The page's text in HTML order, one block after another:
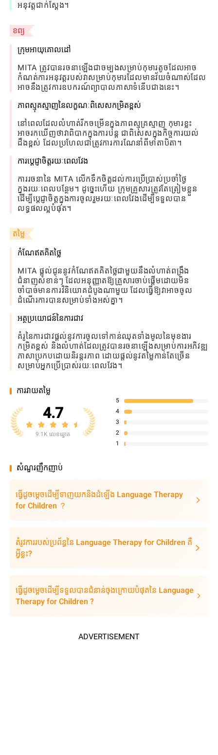
អនុវត្តជាក់ស្តែង។
ខព្យ
ក្រុមអាយុគោលដៅ
MITA ត្រូវ​បាន​រចនា​ឡើង​ជា​ចម្បង​សម្រាប់​កុមារ​តូច​ដែល​អាច​
កំណត់​ការ​អនុវត្ត​របស់​វា​សម្រាប់​កុមារ​ដែល​មាន​វ័យ​ចំណាស់​ដែល​
អាច​នឹង​ត្រូវ​ការ​ឧបករណ៍​ព្យាបាល​ភាសា​ទំនើប​ជាង​នេះ។
ភាពស្មុគស្មាញនៃលក្ខណៈពិសេសកម្រិតខ្ពស់
នៅពេលដែលលំហាត់រីកចម្រើនក្នុងភាពស្មុគ្រស្មាញ កុមារខ្លះ
អាចរកឃើញថាវាពិបាកក្នុងការបន្ត ជាពិសេសក្នុងកិច្ចការយល់
ដឹងខ្ពស់ ដែលប្រហែលជាត្រូវការការណែនាំពីមាតាបិតា។
ការប្តេជ្ញាចិត្តរយៈពេលវែង
ការរចនានៃ MITA លើកទឹកចិត្តដល់ការប្រើប្រាស់ប្រចាំថ្ងៃ
ក្នុងរយៈពេលបន្ថែម។ ដូច្នេះហើយ ក្រុមគ្រួសារត្រូវតែត្រៀមខ្លួន
ដើម្បីប្តេជ្ញាចិត្តក្នុងការចូលរួមរយៈពេលវែងដើម្បីទទួលបាន
លទ្ធផលល្អបំផុត។
តម្លៃ
កំណែឥតគិតថ្លៃ
MITA ផ្តល់ជូននូវកំណែឥតគិតថ្លៃជាមួយនឹងលំហាត់ពង្រឹង
ជំនាញសំខាន់ៗ ដែលអនុញ្ញាតឱ្យគ្រួសារចាប់ផ្តើមដោយមិន
ចាំបាច់មានការវិនិយោគដំបូងណាមួយ ដែលធ្វើឱ្យវាអាចចូល
ដំណើរការបានសម្រាប់ទាំងអស់គ្នា។
អត្ថប្រយោជន៍នៃការជាវ
គំរូនៃការជាវផ្តល់នូវការចូលទៅកាន់ឈុតទាំងមូលនៃមុខងារ
កម្រិតខ្ពស់ និងលំហាត់ដែលត្រូវបានរចនាឡើងសម្រាប់ការអភិវឌ្ឍ
ភាសាប្រកបដោយនិរន្តរភាព ដោយផ្តល់នូវតម្លៃកាន់តែច្រើន
សម្រាប់អ្នកប្រើប្រាស់រយៈពេលវែង។
ការវាយតម្លៃ
4.7
9.1K លេខឆ្នោត
5
4
3
2
1
សំណួរញឹកញាប់
ធ្វើដូចម្តេចដើម្បីទាញយកនិងដំឡើង Language Therapy
for Children ？
តំរូវការរបស់ប្រព័ន្ធនៃ Language Therapy for Children គឺ
អ្វីខ្លះ?
ធ្វើដូចម្តេចដើម្បីទទួលបានជំនាន់ចុងក្រោយបំផុតនៃ Language
Therapy for Children ?
ADVERTISEMENT